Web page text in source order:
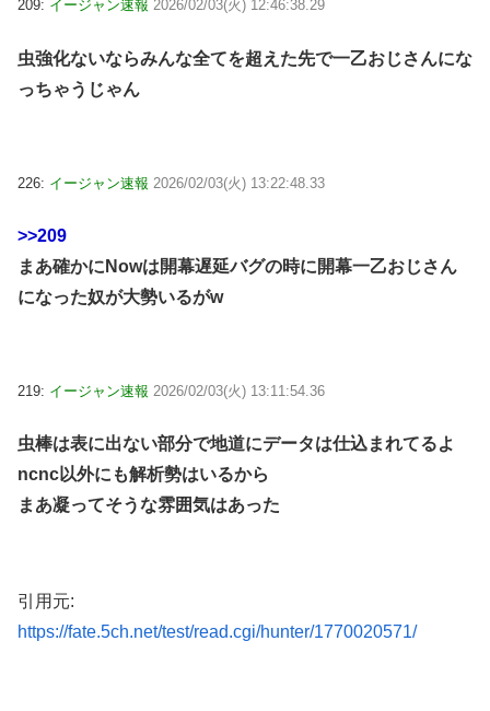
209: イージャン速報 2026/02/03(火) 12:46:38.29
虫強化ないならみんな全てを超えた先で一乙おじさんにな
っちゃうじゃん
226: イージャン速報 2026/02/03(火) 13:22:48.33
>>209
まあ確かにNowは開幕遅延バグの時に開幕一乙おじさん
になった奴が大勢いるがw
219: イージャン速報 2026/02/03(火) 13:11:54.36
虫棒は表に出ない部分で地道にデータは仕込まれてるよ
ncnc以外にも解析勢はいるから
まあ凝ってそうな雰囲気はあった
引用元:
https://fate.5ch.net/test/read.cgi/hunter/1770020571/